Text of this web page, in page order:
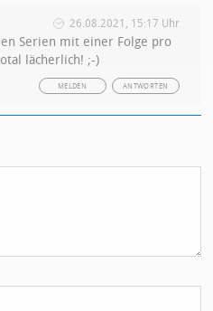
26.08.2021, 15:17 Uhr
Serien mit einer Folge pro
lächerlich! ;-)
ANTWORTEN
MELDEN